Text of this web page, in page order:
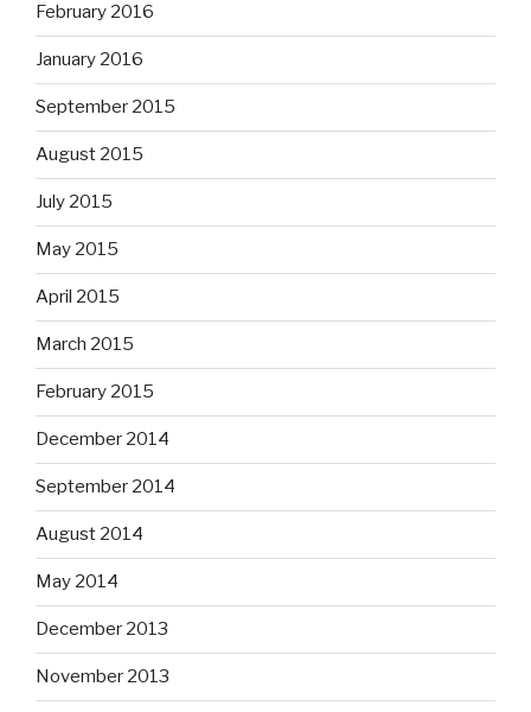
February 2016
January 2016
September 2015
August 2015
July 2015
May 2015
April 2015
March 2015
February 2015
December 2014
September 2014
August 2014
May 2014
December 2013
November 2013